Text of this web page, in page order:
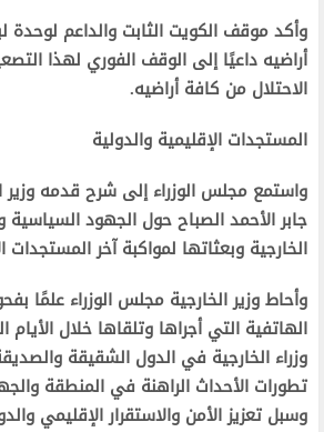
وأكد موقف الكويت الثابت والداعم لوحدة
أراضيه داعيًا إلى الوقف الفوري لهذا
الاحتلال من كافة أراضيه.
المستجدات الإقليمية والدولية
واستمع مجلس الوزراء إلى شرح قدمه وزير
جابر الأحمد الصباح حول الجهود السياسية
الخارجية وبعثاتها لمواكبة آخر المستجدات
وأحاط وزير الخارجية مجلس الوزراء علمًا
الهاتفية التي أجراها وتلقاها خلال
وزراء الخارجية في الدول الشقيقة
تطورات الأحداث الراهنة في المنطقة
وسبل تعزيز الأمن والاستقرار الإقليمي